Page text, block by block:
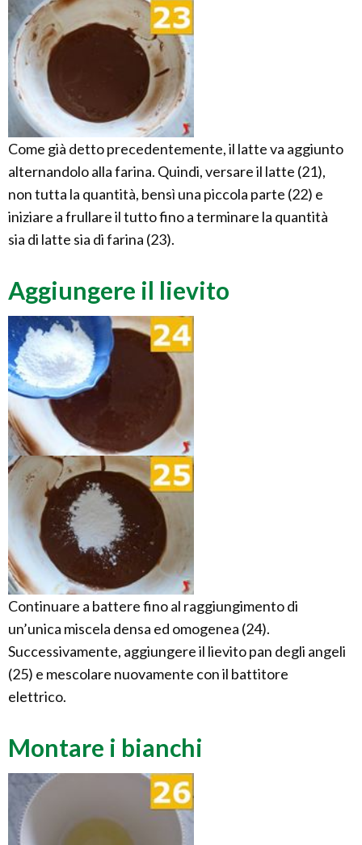
Come già detto precedentemente, il latte va aggiunto
alternandolo alla farina. Quindi, versare il latte (21),
non tutta la quantità, bensì una piccola parte (22) e
iniziare a frullare il tutto fino a terminare la quantità
sia di latte sia di farina (23).
Aggiungere il lievito
Continuare a battere fino al raggiungimento di
un’unica miscela densa ed omogenea (24).
Successivamente, aggiungere il lievito pan degli angeli
(25) e mescolare nuovamente con il battitore
elettrico.
Montare i bianchi